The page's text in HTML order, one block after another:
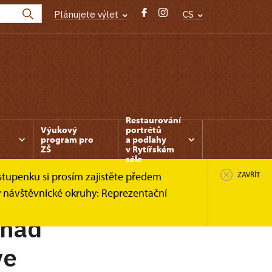
Plánujete výlet CS
Výukový
program pro
ZŠ
Restaurování
portrétů
a podlahy
v Rytířském
sále
si prosím zajistěte předem
okruhy: Reprezentační
ZAVŘÍT